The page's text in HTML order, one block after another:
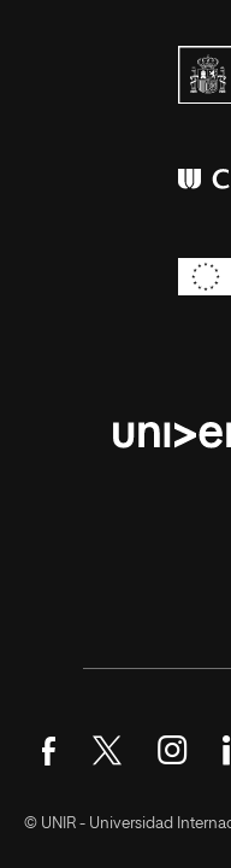
Síguenos enSíguenos en
© UNIR - Universidad